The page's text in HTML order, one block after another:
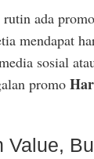
ada
mendapat
sosial
promo
Value,